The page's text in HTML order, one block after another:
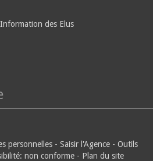
des Elus
personnelles - Saisir l'Agence - Outils
non conforme - Plan du site